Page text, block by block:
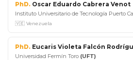
PhD. Oscar Eduardo Cabrera Venot
Instituto Universitario de Tecnología Puerto
🇻🇪 Venezuela
PhD. Eucaris Violeta Falcón
Universidad Fermín Toro (UFT)